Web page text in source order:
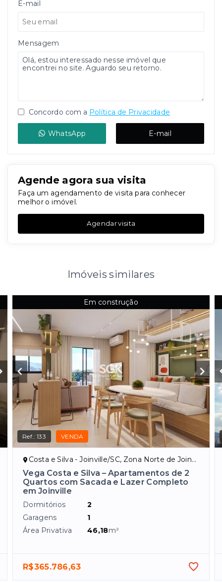
E-mail
Mensagem
Concordo com a Política de Privacidade
WhatsApp E-mail
Agende agora sua visita
Faça um agendamento de visita para conhecer
melhor o imóvel.
Agendar visita
Imóveis similares
Em construção
Ref.:133 VENDA
Costa e Silva - Joinville/SC, Zona Norte de Joinville
Vega Costa e Silva – Apartamentos de 2
Quartos com Sacada e Lazer Completo
em Joinville
Dormitórios
2
Garagens
1
Área Privativa
46,18m²
R$365.786,63